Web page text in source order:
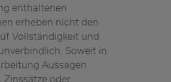
enthaltenen
erheben nicht den
Vollständigkeit und
Soweit in
Aussagen
Zinssätze oder